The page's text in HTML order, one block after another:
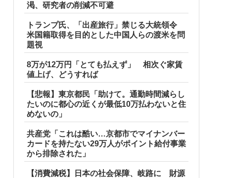
渇、研究者の削減不可避
トランプ氏、「出産旅行」禁じる大統領令
米国籍取得を目的とした中国人らの渡米を問
題視
8万が12万円「とても払えず」 相次ぐ家賃
値上げ、どうすれば
【悲報】東京都民「助けて。通勤時間減らし
たいのに都心の近くが最低10万払わないと住
めないの」
共産党「これは酷い…京都市でマイナンバー
カードを持たない29万人がポイント給付事業
から排除された」
【消費減税】日本の社会保障、岐路に 財源